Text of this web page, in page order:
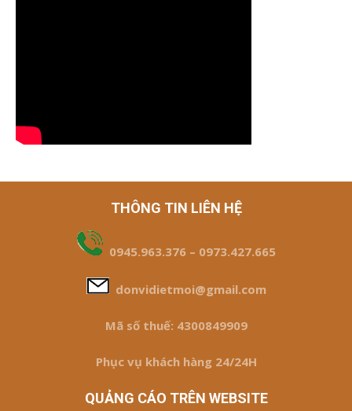
THÔNG TIN LIÊN HỆ
0945.963.376 – 0973.427.665
donvidietmoi@gmail.com
Mã số thuế: 4300849909
Phục vụ khách hàng 24/24H
QUẢNG CÁO TRÊN WEBSITE